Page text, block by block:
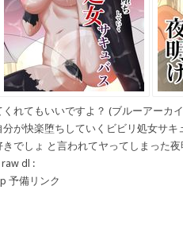
れてもいいですよ？ (ブルーアーカ
が快楽堕ちしていくビビリ処女サキ
でしょ と言われてヤってしまった夜
dl :
予備リンク